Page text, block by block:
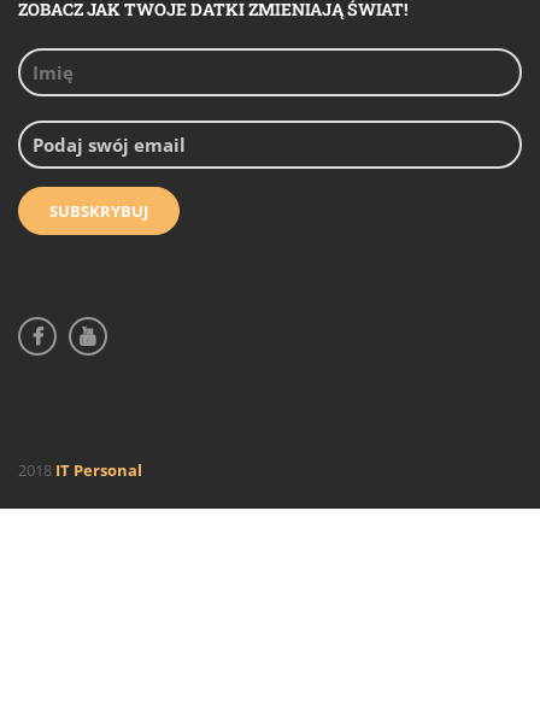
ZOBACZ JAK TWOJE DATKI ZMIENIAJĄ ŚWIAT!
2018 IT Personal